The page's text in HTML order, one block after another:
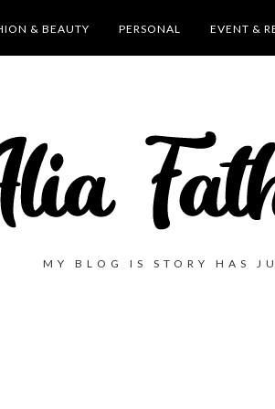
& BEAUTY PERSONAL EVENT &
MY BLOG IS STORY HAS